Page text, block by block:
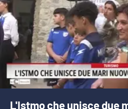
L'Istmo che unisce due